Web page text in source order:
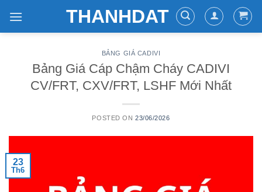
content
THANHDAT
BẢNG GIÁ CADIVI
Bảng Giá Cáp Chậm Cháy CADIVI
CV/FRT, CXV/FRT, LSHF Mới Nhất
POSTED ON 23/06/2026
23
Th6